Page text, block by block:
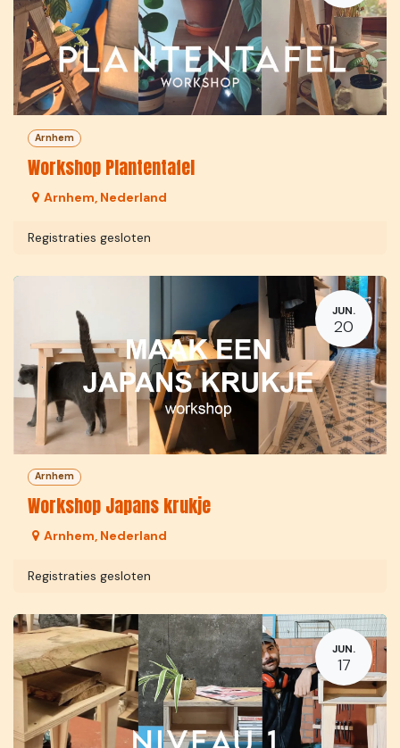
Arnhem
Workshop Plantentafel
Arnhem, Nederland
Registraties gesloten
JUN.
20
Arnhem
Workshop Japans krukje
Arnhem, Nederland
Registraties gesloten
JUN.
17